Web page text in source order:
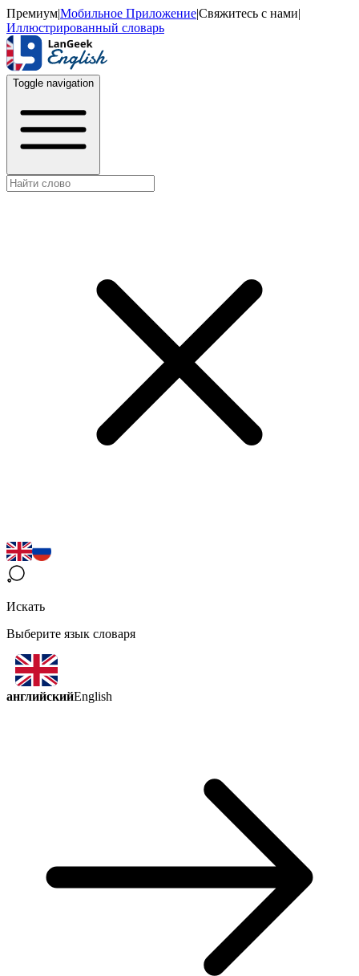
Премиум|Мобильное Приложение|Свяжитесь с нами|
Иллюстрированный словарь
Toggle navigation
Искать
Выберите язык словаря
английскийEnglish